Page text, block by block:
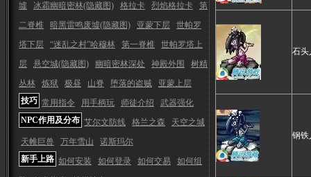
墟
冰霜幽暗密林(隐藏图) 格拉卡 烈焰格拉卡
第
二脊椎
暗黑雷鸣废墟(隐藏图) 亚蒙下层
世帕罗
塔下层
“迷乱之村”哈穆林 第一脊椎
世帕罗塔上
层
悬空城(隐藏图) 幽暗密林深处 神殿外围
树精
丛林
炼狱 极昼 山脊 堕落的盗贼
亚蒙上层
技巧 常用指令 用手柄玩 师徒介绍
武器强化
NPC作用及分布 艾尔文防线 格兰之森
天空之城
天帷巨兽
万年雪山
诺斯玛尔
新手上路 如何安装 如何登录 如何交易
如何组
石头
钢铁